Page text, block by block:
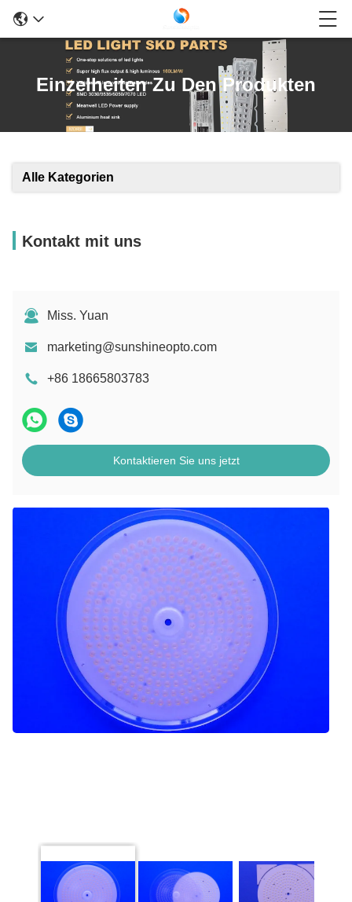
Einzelheiten Zu Den Produkten
Alle Kategorien
Kontakt mit uns
Miss. Yuan
marketing@sunshineopto.com
+86 18665803783
Kontaktieren Sie uns jetzt